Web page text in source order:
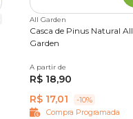
All Garden
Casca de Pinus Natural All
Garden
2,5 kg
A partir de
R$ 18,90
R$ 17,01
-10%
Compra Programada